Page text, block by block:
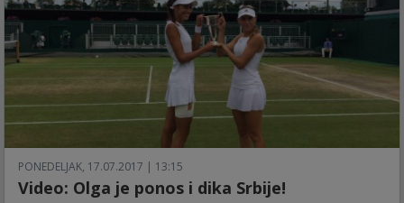
PONEDELJAK, 17.07.2017 | 13:15
Video: Olga je ponos i dika Srbije!